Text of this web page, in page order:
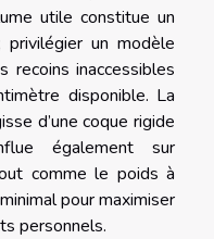
utile constitue un
privilégier un modèle
inaccessibles
disponible. La
d’une coque rigide
également sur
comme le poids à
pour maximiser
personnels.